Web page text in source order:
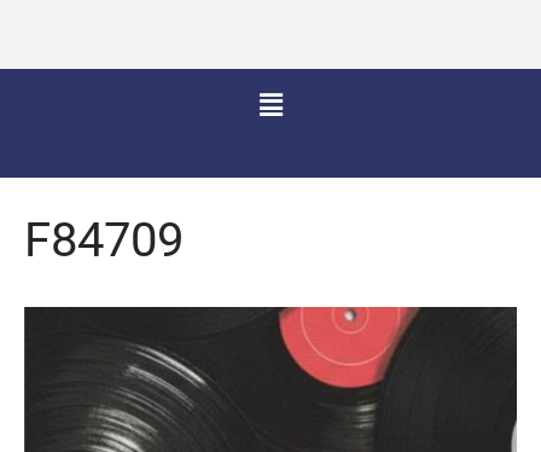
F84709